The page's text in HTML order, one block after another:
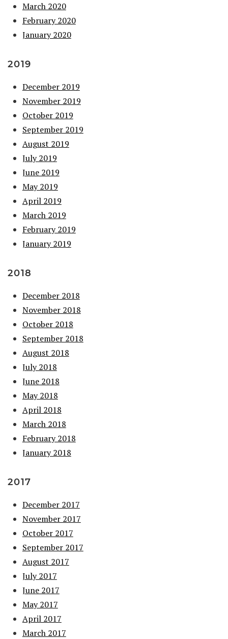
March 2020
February 2020
January 2020
2019
December 2019
November 2019
October 2019
September 2019
August 2019
July 2019
June 2019
May 2019
April 2019
March 2019
February 2019
January 2019
2018
December 2018
November 2018
October 2018
September 2018
August 2018
July 2018
June 2018
May 2018
April 2018
March 2018
February 2018
January 2018
2017
December 2017
November 2017
October 2017
September 2017
August 2017
July 2017
June 2017
May 2017
April 2017
March 2017